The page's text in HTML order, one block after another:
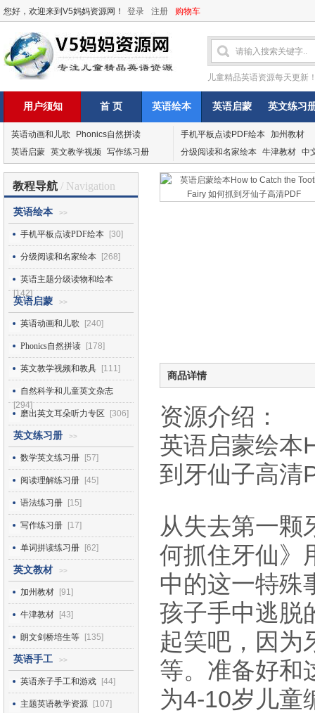
您好，欢迎来到V5妈妈资源网！ 登录 注册 购物车
儿童精品英语资源每天更新
用户须知 首 页 英语绘本 英语启蒙 英文练习
英语动画和儿歌
Phonics自然拼读
英语启蒙 英文教学视频 写作练习册
手机平板点读PDF绘本 加州教材
分级阅读和名家绘本 牛津教材 中
教程导航 / Navigation
英语绘本 >>
手机平板点读PDF绘本 [30]
分级阅读和名家绘本 [268]
英语主题分级读物和绘本
[142]
英语启蒙 >>
英语动画和儿歌 [240]
Phonics自然拼读 [178]
英文教学视频和教具 [111]
自然科学和儿童英文杂志
[294]
磨出英文耳朵听力专区
[306]
英文练习册 >>
数学英文练习册 [57]
阅读理解练习册 [45]
语法练习册 [15]
写作练习册 [17]
单词拼读练习册 [62]
英文教材 >>
加州教材 [91]
牛津教材 [43]
朗文剑桥培生等 [135]
英语手工 >>
英语亲子手工和游戏 [44]
主题英语教学资源 [107]
商品详情
资源介绍：
英语启蒙绘本
到牙仙子高清
从失去第一颗
何抓住牙仙》
中的这一特殊
孩子手中逃脱
起笑吧，因为
等。准备好和
为4-10岁儿童